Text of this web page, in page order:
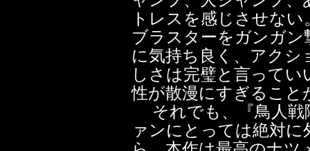
トレスを感じさせな
ブラスターをガンガ
に気持ち良く、アクシ
しさは完璧と言って
性が散漫にすぎること
それでも、『鳥人戦
ァンにとっては絶対